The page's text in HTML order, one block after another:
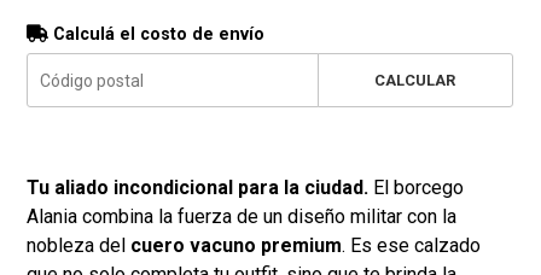
Calculá el costo de envío
CALCULAR
Tu aliado incondicional para la ciudad. El borcego
Alania combina la fuerza de un diseño militar con la
nobleza del cuero vacuno premium. Es ese calzado